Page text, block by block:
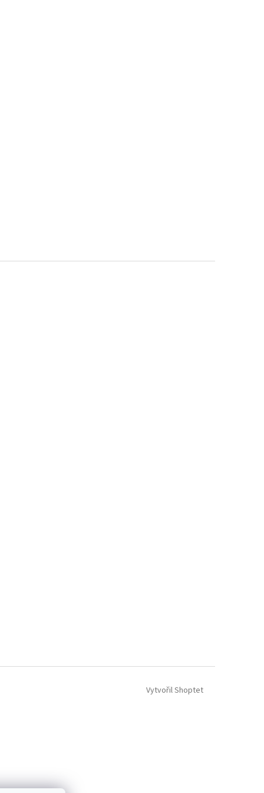
Vytvořil Shoptet